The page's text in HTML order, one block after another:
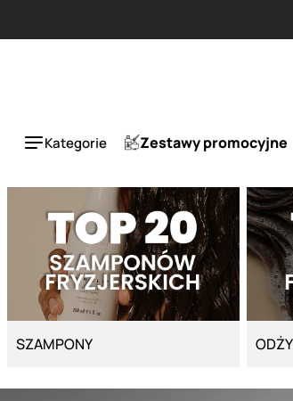
Kategorie Zestawy promocyjne
SZAMPONY